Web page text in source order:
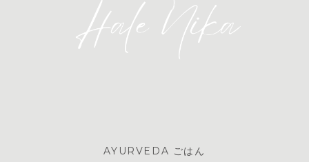
AYURVEDA ごはん